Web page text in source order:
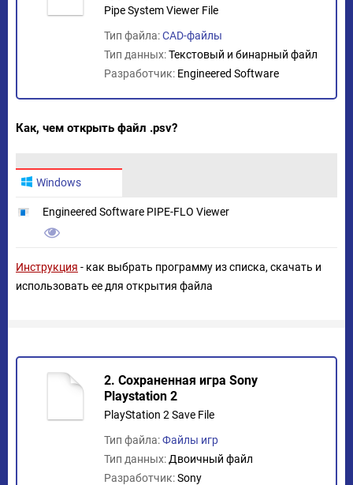
Pipe System Viewer File
Тип файла:CAD-файлы
Тип данных:Текстовый и бинарный файл
Разработчик: Engineered Software
Как, чем открыть файл .psv?
Windows
Engineered Software PIPE-FLO Viewer
Инструкция - как выбрать программу из списка, скачать и
использовать ее для открытия файла
2. Сохраненная игра Sony
Playstation 2
PlayStation 2 Save File
Тип файла:Файлы игр
Тип данных: Двоичный файл
Разработчик:Sony